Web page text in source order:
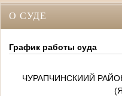
О СУДЕ
График работы суда
ЧУРАПЧИНСКИИЙ